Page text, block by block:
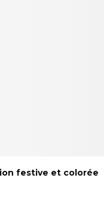
festive et colorée